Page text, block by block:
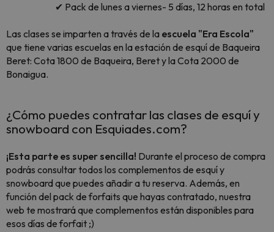
✔ Pack de lunes a viernes- 5 días, 12 horas en total
Las clases se imparten a través de la escuela "Era Escola"
que tiene varias escuelas en la estación de esquí de Baqueira
Beret: Cota 1800 de Baqueira, Beret y la Cota 2000 de
Bonaigua.
¿Cómo puedes contratar las clases de esquí y
snowboard con Esquiades.com?
¡Esta parte es super sencilla! Durante el proceso de compra
podrás consultar todos los complementos de esquí y
snowboard que puedes añadir a tu reserva. Además, en
función del pack de forfaits que hayas contratado, nuestra
web te mostrará que complementos están disponibles para
esos días de forfait ;)